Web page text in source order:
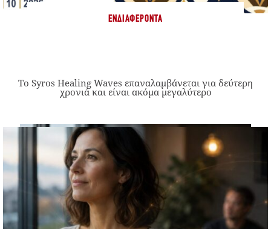
ΕΝΔΙΑΦΈΡΟΝΤΑ
Το Syros Healing Waves επαναλαμβάνεται για δεύτερη
χρονιά και είναι ακόμα μεγαλύτερο